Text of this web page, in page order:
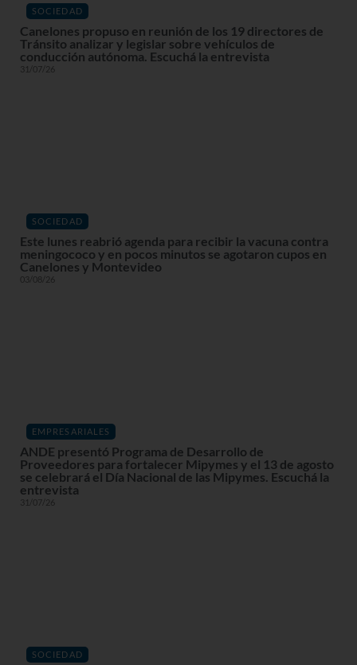
SOCIEDAD
Canelones propuso en reunión de los 19 directores de
Tránsito analizar y legislar sobre vehículos de
conducción autónoma. Escuchá la entrevista
31/07/26
SOCIEDAD
Este lunes reabrió agenda para recibir la vacuna contra
meningococo y en pocos minutos se agotaron cupos en
Canelones y Montevideo
03/08/26
EMPRESARIALES
ANDE presentó Programa de Desarrollo de
Proveedores para fortalecer Mipymes y el 13 de agosto
se celebrará el Día Nacional de las Mipymes. Escuchá la
entrevista
31/07/26
SOCIEDAD